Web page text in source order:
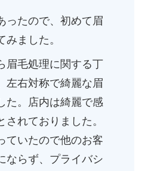
ったので、初めて眉
ました。
眉毛処理に関する丁
左右対称で綺麗な眉
た。店内は綺麗で感
れておりました。
ていたので他のお客
ならず、プライバシ